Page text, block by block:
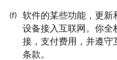
(f)
软件的某些功能，更新
设备接入互联网。你全
接，支付费用，并遵守
条款。